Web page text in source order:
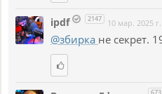
ipdf 2147 10 мар. 2025 г.
@збирка не секрет.